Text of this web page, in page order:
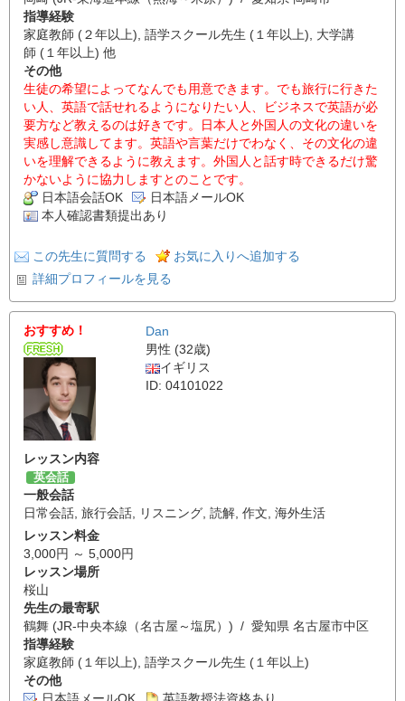
指導経験
家庭教師 (２年以上), 語学スクール先生 (１年以上), 大学講
師 (１年以上) 他
その他
生徒の希望によってなんでも用意できます。でも旅行に行きた
い人、英語で話せれるようになりたい人、ビジネスで英語が必
要方など教えるのは好きです。日本人と外国人の文化の違いを
実感し意識してます。英語や言葉だけでわなく、その文化の違
いを理解できるように教えます。外国人と話す時できるだけ驚
かないように協力しますとのことです。
日本語会話OK
日本語メールOK
本人確認書類提出あり
この先生に質問する
お気に入りへ追加する
詳細プロフィールを見る
おすすめ！
Dan
男性 (32歳)
イギリス
ID: 04101022
レッスン内容
英会話
一般会話
日常会話 旅行会話 リスニング 読解 作文 海外生活
レッスン料金
3,000円 ～ 5,000円
レッスン場所
桜山
先生の最寄駅
鶴舞 (JR-中央本線（名古屋～塩尻）) / 愛知県 名古屋市中区
指導経験
家庭教師 (１年以上), 語学スクール先生 (１年以上)
その他